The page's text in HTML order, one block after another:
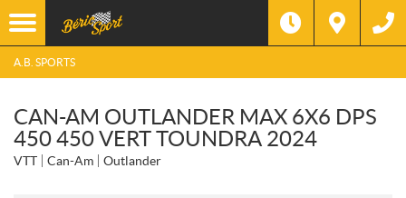
A.B. SPORTS
CAN-AM OUTLANDER MAX 6X6 DPS
450 450 VERT TOUNDRA 2024
VTT Can-Am Outlander